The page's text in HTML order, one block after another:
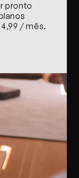
pronto
/ mês.